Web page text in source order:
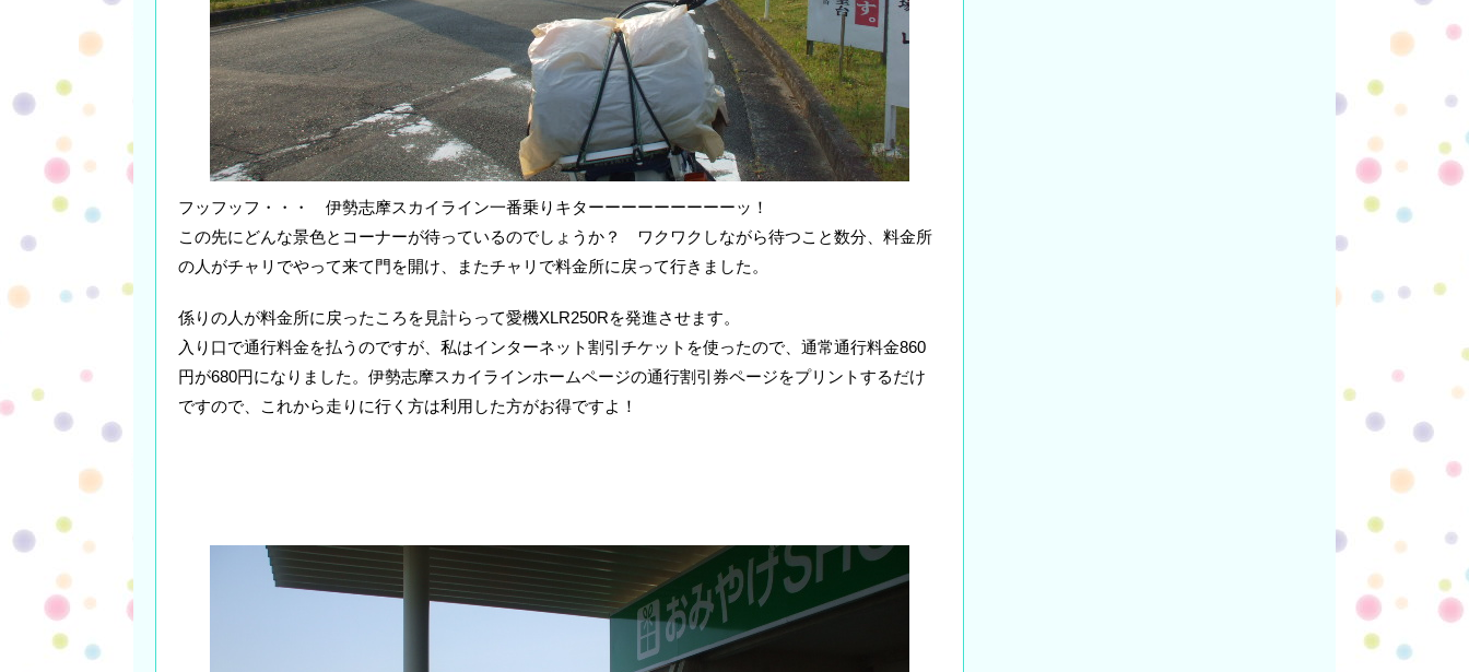
フッフッフ・・・ 伊勢志摩スカイライン一番乗りキターーーーーーーーーッ！
この先にどんな景色とコーナーが待っているのでしょうか？ ワクワクしながら待つこと数分、料金所
の人がチャリでやって来て門を開け、またチャリで料金所に戻って行きました。
係りの人が料金所に戻ったころを見計らって愛機XLR250Rを発進させます。
入り口で通行料金を払うのですが、私はインターネット割引チケットを使ったので、通常通行料金860
円が680円になりました。伊勢志摩スカイラインホームページの通行割引券ページをプリントするだけ
ですので、これから走りに行く方は利用した方がお得ですよ！